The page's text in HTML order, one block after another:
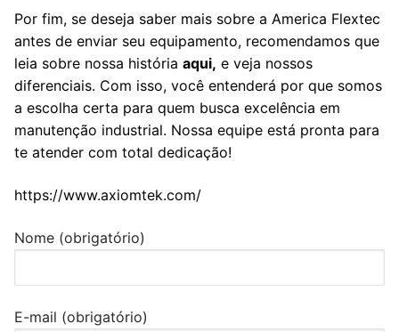
Por fim, se deseja saber mais sobre a America Flextec
antes de enviar seu equipamento, recomendamos que
leia sobre nossa história aqui, e veja nossos
diferenciais. Com isso, você entenderá por que somos
a escolha certa para quem busca excelência em
manutenção industrial. Nossa equipe está pronta para
te atender com total dedicação!
https://www.axiomtek.com/
Nome (obrigatório)
E-mail (obrigatório)